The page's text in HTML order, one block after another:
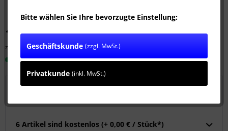
1.399,00 € *
zzgl. MwSt.zzgl. Versandkosten
Sofort versandfertig, Lieferzeit ca. 1-3 Werktage
6 Artikel sind kostenlos (+ 0,00 € / Stück*)
Bitte wählen Sie Ihre bevorzugte Einstellung:
Geschäftskunde (zzgl. MwSt.)
Privatkunde (inkl. MwSt.)